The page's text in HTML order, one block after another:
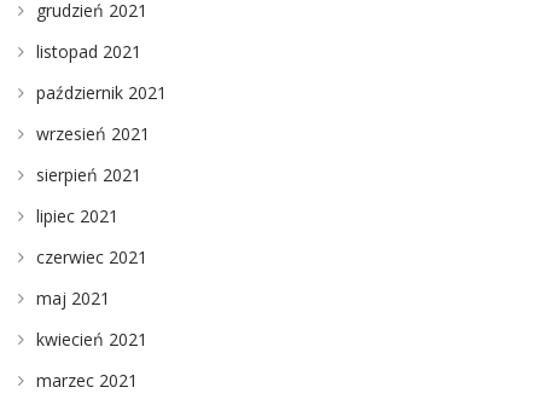
grudzień 2021
listopad 2021
październik 2021
wrzesień 2021
sierpień 2021
lipiec 2021
czerwiec 2021
maj 2021
kwiecień 2021
marzec 2021